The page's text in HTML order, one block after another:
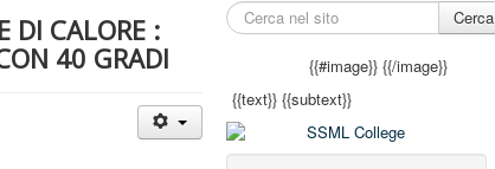
DI CALORE :
40 GRADI
Cerca
{{#image}}{{/image}}
{{text}} {{subtext}}